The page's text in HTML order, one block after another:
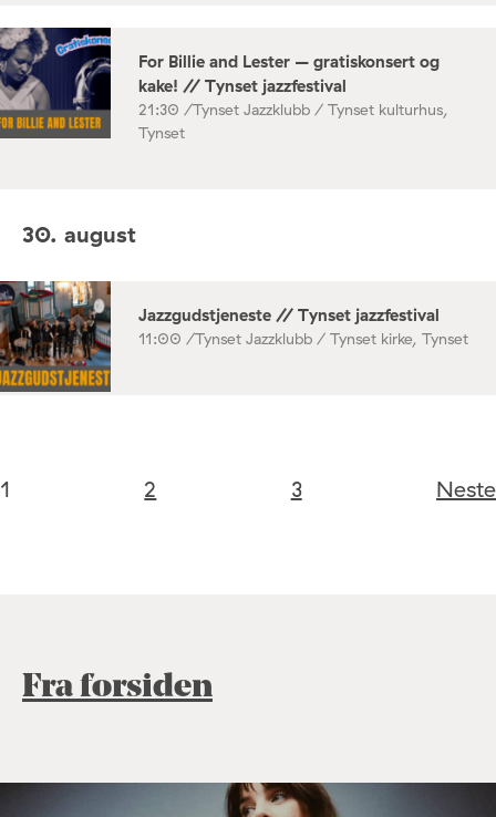
For Billie and Lester – gratiskonsert og
kake! // Tynset jazzfestival
21:30 /Tynset Jazzklubb / Tynset kulturhus,
Tynset
30. august
Jazzgudstjeneste // Tynset jazzfestival
11:00 /Tynset Jazzklubb / Tynset kirke, Tynset
1 2 3 Neste
Fra forsiden